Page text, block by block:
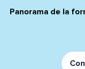
Panorama de la